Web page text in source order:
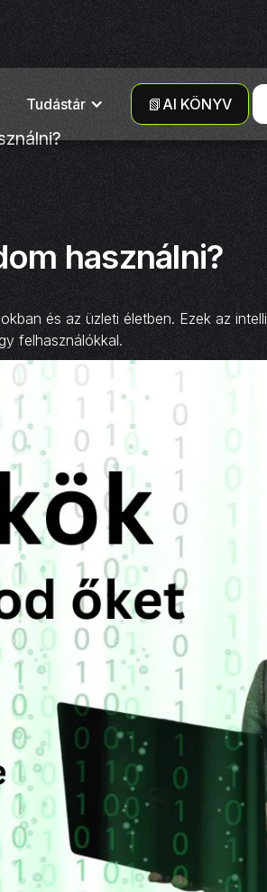
Tudástár 📗AI KÖNYV
használni?
és az üzleti életben. Ezek az
felhasználókkal.